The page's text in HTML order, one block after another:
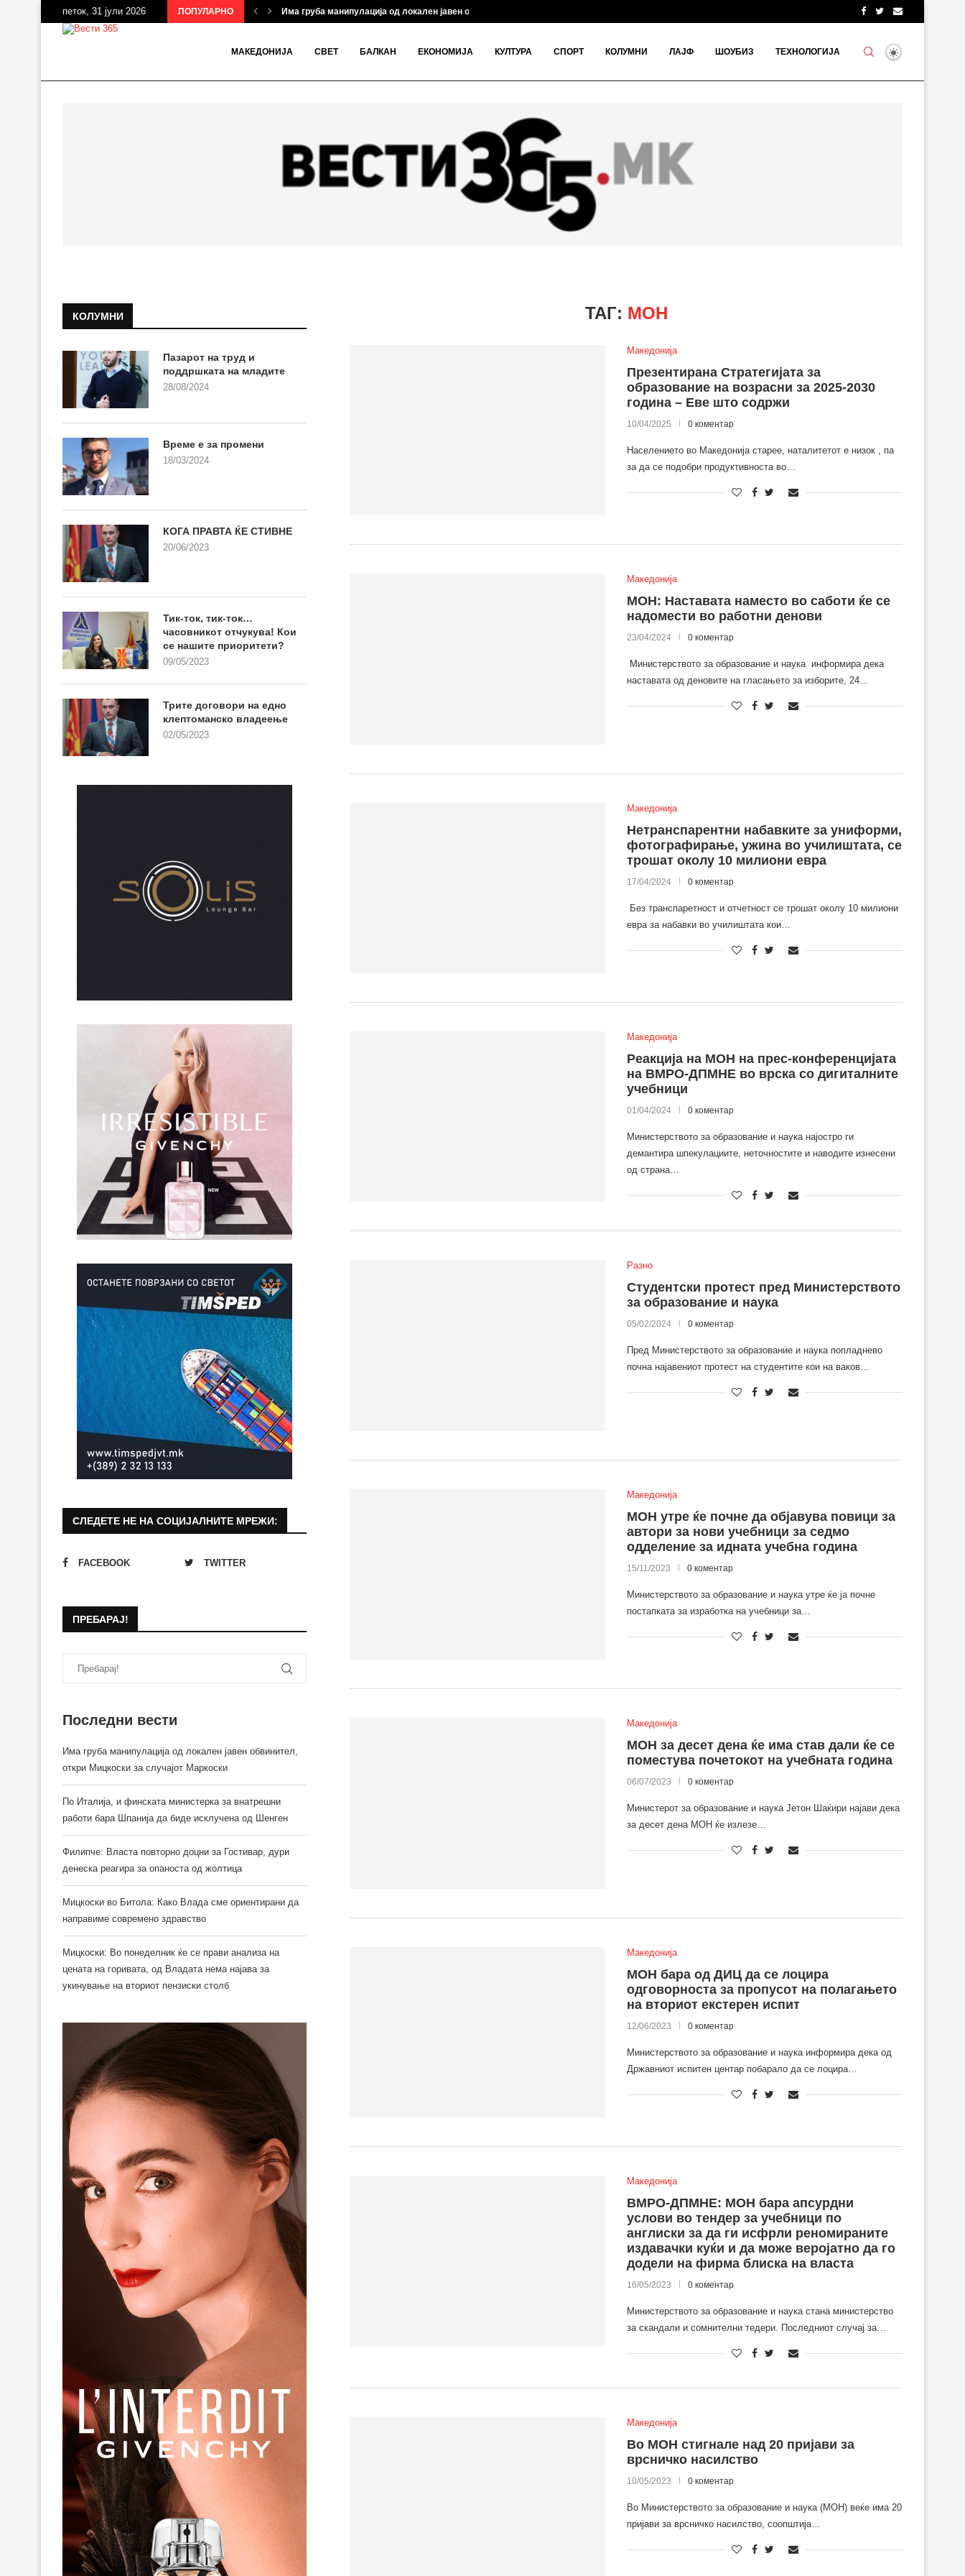
петок, 31 јули 2026 ПОПУЛАРНО Има груба манипулација од локален јавен обвинител, откри...
МАКЕДОНИЈА СВЕТ БАЛКАН ЕКОНОМИЈА КУЛТУРА СПОРТ КОЛУМНИ ЛАЈФ ШОУБИЗ ТЕХНОЛОГИЈА
ТАГ: МОН
Македонија
Презентирана Стратегијата за
образование на возрасни за 2025-2030
година – Еве што содржи
10/04/2025 0 коментар
Населението во Македонија старее, наталитетот е низок , па
за да се подобри продуктивноста во…
Македонија
МОН: Наставата наместо во саботи ќе се
надомести во работни денови
23/04/2024 0 коментар
Министерството за образование и наука информира дека
наставата од деновите на гласањето за изборите, 24…
Македонија
Нетранспарентни набавките за униформи,
фотографирање, ужина во училиштата, се
трошат околу 10 милиони евра
17/04/2024 0 коментар
Без транспаретност и отчетност се трошат околу 10 милиони
евра за набавки во училиштата кои…
Македонија
Реакција на МОН на прес-конференцијата
на ВМРО-ДПМНЕ во врска со дигиталните
учебници
01/04/2024 0 коментар
Министерството за образование и наука најостро ги
демантира шпекулациите, неточностите и наводите изнесени
од страна…
Разно
Студентски протест пред Министерството
за образование и наука
05/02/2024 0 коментар
Пред Министерството за образование и наука попладнево
почна најавениот протест на студентите кои на ваков…
Македонија
МОН утре ќе почне да објавува повици за
автори за нови учебници за седмо
одделение за идната учебна година
15/11/2023 0 коментар
Министерството за образование и наука утре ќе ја почне
постапката за изработка на учебници за…
Македонија
МОН за десет дена ќе има став дали ќе се
поместува почетокот на учебната година
06/07/2023 0 коментар
Министерот за образование и наука Јетон Шаќири најави дека
за десет дена МОН ќе излезе…
Македонија
МОН бара од ДИЦ да се лоцира
одговорноста за пропусот на полагањето
на вториот екстерен испит
12/06/2023 0 коментар
Министерството за образование и наука информира дека од
Државниот испитен центар побарало да се лоцира…
Македонија
ВМРО-ДПМНЕ: МОН бара апсурдни
услови во тендер за учебници по
англиски за да ги исфрли реномираните
издавачки куќи и да може веројатно да го
додели на фирма блиска на власта
16/05/2023 0 коментар
Министерството за образование и наука стана министерство
за скандали и сомнителни тедери. Последниот случај за…
Македонија
Во МОН стигнале над 20 пријави за
врсничко насилство
10/05/2023 0 коментар
Во Министерството за образование и наука (МОН) веќе има 20
пријави за врсничко насилство, соопштија…
КОЛУМНИ
Пазарот на труд и
поддршката на младите
28/08/2024
Време е за промени
18/03/2024
КОГА ПРАВТА ЌЕ СТИВНЕ
20/06/2023
Тик-ток, тик-ток…
часовникот отчукува! Кои
се нашите приоритети?
09/05/2023
Трите договори на едно
клептоманско владеење
02/05/2023
СЛЕДЕТЕ НЕ НА СОЦИЈАЛНИТЕ МРЕЖИ:
FACEBOOK TWITTER
ПРЕБАРАЈ!
Последни вести
Има груба манипулација од локален јавен обвинител,
откри Мицкоски за случајот Маркоски
По Италија, и финската министерка за внатрешни
работи бара Шпанија да биде исклучена од Шенген
Филипче: Власта повторно доцни за Гостивар, дури
денеска реагира за опаноста од жолтица
Мицкоски во Битола: Како Влада сме ориентирани да
направиме современо здравство
Мицкоски: Во понеделник ќе се прави анализа на
цената на горивата, од Владата нема најава за
укинување на вториот пензиски столб